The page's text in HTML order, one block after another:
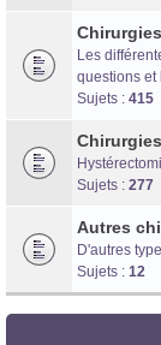
Les
questions et
Sujets : 415
Sujets : 277
Autres
D'autres
Sujets : 12